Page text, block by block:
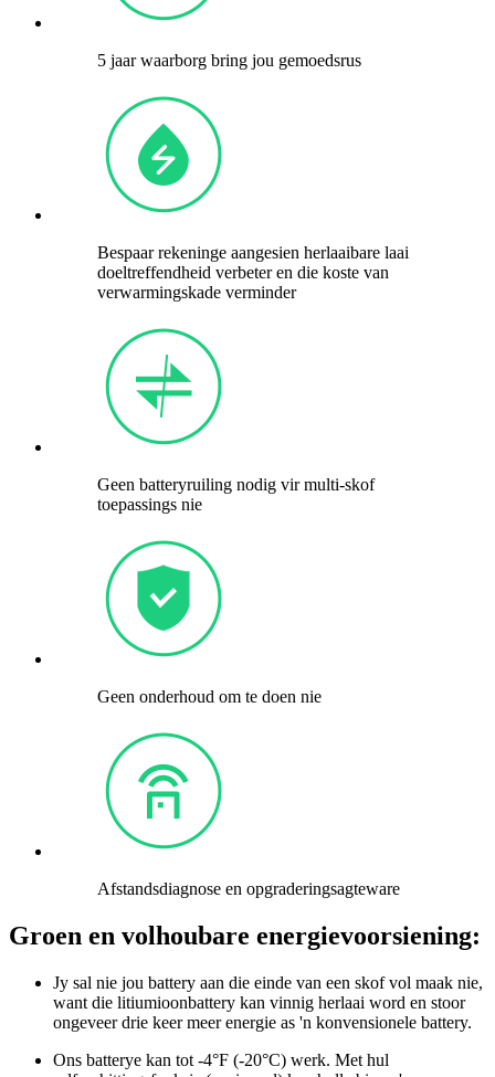
5 jaar waarborg bring jou gemoedsrus
Bespaar rekeninge aangesien herlaaibare laai
doeltreffendheid verbeter en die koste van
verwarmingskade verminder
Geen batteryruiling nodig vir multi-skof
toepassings nie
Geen onderhoud om te doen nie
Afstandsdiagnose en opgraderingsagteware
Groen en volhoubare energievoorsiening:
Jy sal nie jou battery aan die einde van een skof vol maak nie,
want die litiumioonbattery kan vinnig herlaai word en stoor
ongeveer drie keer meer energie as 'n konvensionele battery.
Ons batterye kan tot -4°F (-20°C) werk. Met hul